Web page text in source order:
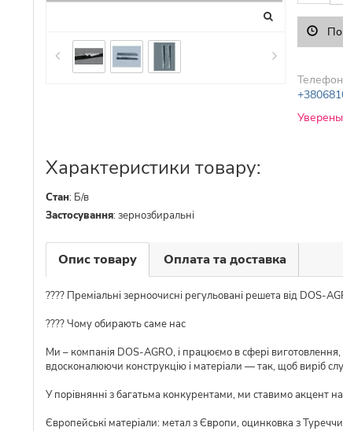
Характеристики товару:
Стан: Б/в
Застосування:зернозбиральні
Опис товару Оплата та доставка
???? Преміальні зерноочисні регульовані решета від DOS-
???? Чому обирають саме нас
Ми – компанія DOS-AGRO, і працюємо в сфері
вдосконалюючи конструкцію і матеріали — так, щоб виріб
У порівнянні з багатьма конкурентами, ми ставимо акцент
Європейські матеріали: метал з Європи, оцинковка з